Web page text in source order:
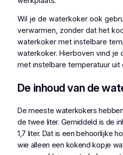
Wil je de waterkoker ook
verwarmen, zonder dat het
waterkoker met instelbare
waterkoker. Hierboven vind
met instelbare temperatuur uit
De inhoud van de
De meeste waterkokers
de twee liter. Gemiddeld is de
1,7 liter. Dat is een behoorlijke
wie alleen een kokend kopje